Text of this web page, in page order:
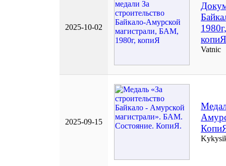
2025-10-02
1980г,
копиЯ
Vatnic
2025-09-15